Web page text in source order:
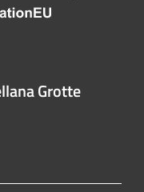
Grotte